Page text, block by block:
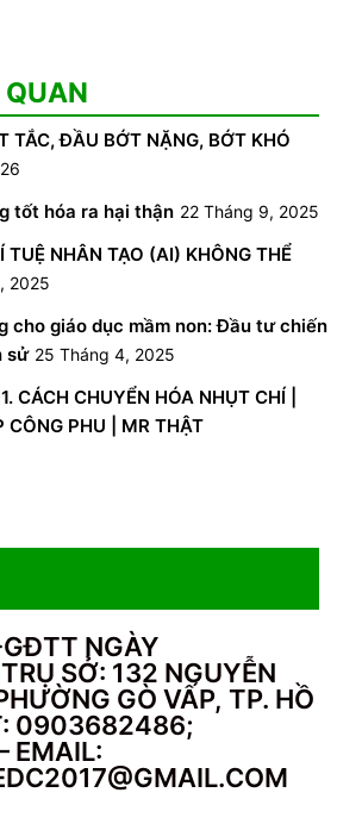
QUAN
TẮC, ĐẦU BỚT NẶNG, BỚT KHÓ
tốt hóa ra hại thận 22 Tháng 9, 2025
TUỆ NHÂN TẠO (AI) KHÔNG THỂ
2025
cho giáo dục mầm non: Đầu tư chiến
sử 25 Tháng 4, 2025
CÁCH CHUYỂN HÓA NHỤT CHÍ |
CÔNG PHU | MR THẬT
NGÀY
SỞ: 132 NGUYỄN
GÒ VẤP, TP. HỒ
0903682486;
EMAIL: